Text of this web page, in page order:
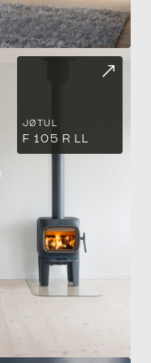
JØTUL
F 105 R LL